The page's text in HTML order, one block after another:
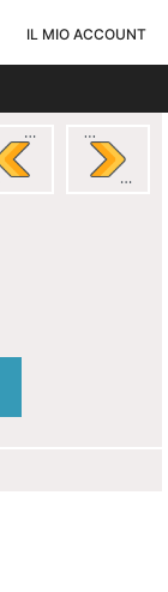
IL MIO ACCOUNT